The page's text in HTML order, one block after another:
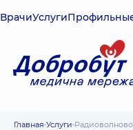
ВрачиУслуги
Главная Услуги